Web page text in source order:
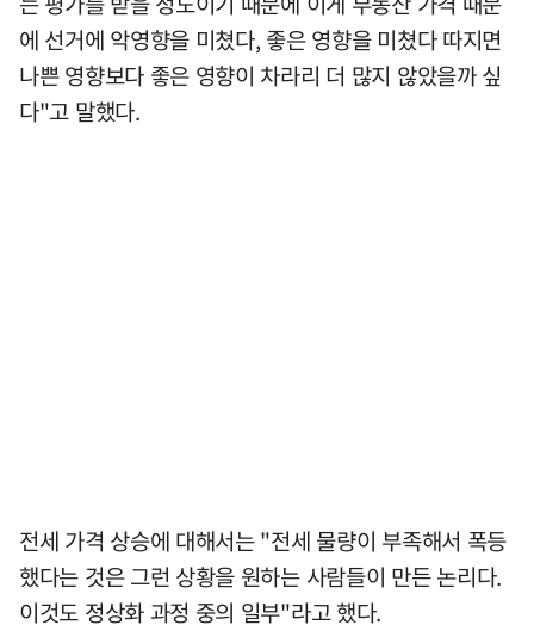
에 선거에 악영향을 미쳤다, 좋은 영향을 미쳤다 따지면
나쁜 영향보다 좋은 영향이 차라리 더 많지 않았을까 싶
다"고 말했다.
전세 가격 상승에 대해서는 "전세 물량이 부족해서 폭등
했다는 것은 그런 상황을 원하는 사람들이 만든 논리다.
이것도 정상화 과정 중의 일부"라고 했다.